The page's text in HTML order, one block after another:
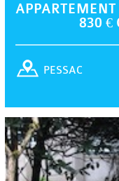
APPARTEMENT
830 €
PESSAC